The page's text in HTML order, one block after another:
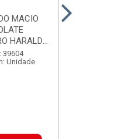
MACIO
HARALD
10...
39604
Unidade